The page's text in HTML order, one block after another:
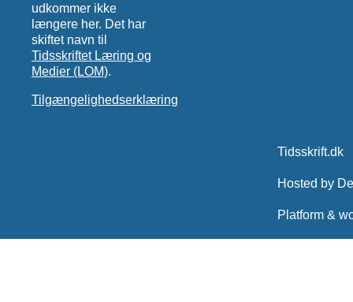
udkommer ikke
længere her. Det har
skiftet navn til
Tidsskriftet Læring og
Medier (LOM).
Tilgængelighedserklæring